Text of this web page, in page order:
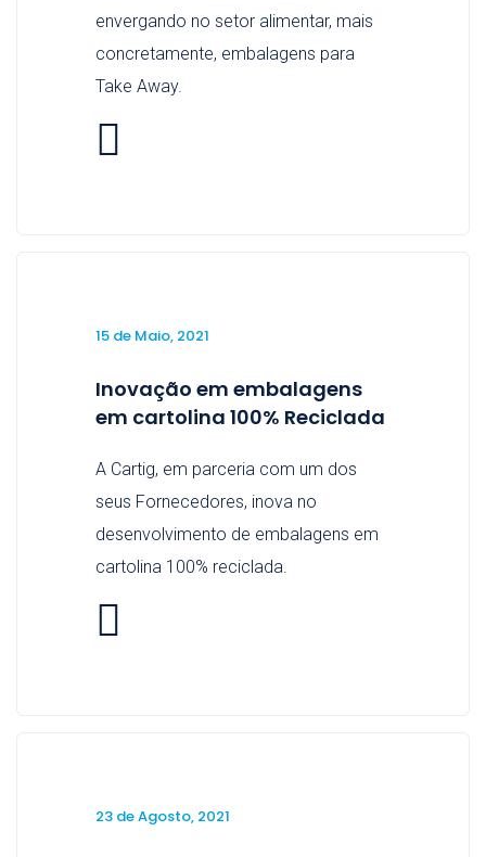
envergando no setor alimentar, mais
concretamente, embalagens para
Take Away.
15 de Maio, 2021
Inovação em embalagens
em cartolina 100% Reciclada
A Cartig, em parceria com um dos
seus Fornecedores, inova no
desenvolvimento de embalagens em
cartolina 100% reciclada.
23 de Agosto, 2021